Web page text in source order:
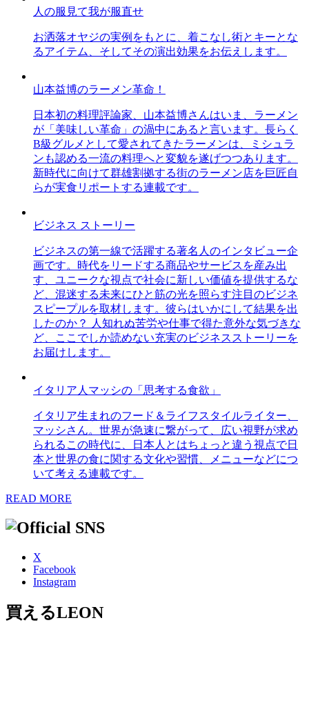
人の服見て我が服直せ
お洒落オヤジの実例をもとに、着こなし術とキーとな
るアイテム、そしてその演出効果をお伝えします。
山本益博のラーメン革命！
日本初の料理評論家、山本益博さんはいま、ラーメン
が「美味しい革命」の渦中にあると言います。長らく
B級グルメとして愛されてきたラーメンは、ミシュラ
ンも認める一流の料理へと変貌を遂げつつあります。
新時代に向けて群雄割拠する街のラーメン店を巨匠自
らが実食リポートする連載です。
ビジネス ストーリー
ビジネスの第一線で活躍する著名人のインタビュー企
画です。時代をリードする商品やサービスを産み出
す、ユニークな視点で社会に新しい価値を提供するな
ど、混迷する未来にひと筋の光を照らす注目のビジネ
スピープルを取材します。彼らはいかにして結果を出
したのか？ 人知れぬ苦労や仕事で得た意外な気づきな
ど、ここでしか読めない充実のビジネスストーリーを
お届けします。
イタリア人マッシの「思考する食欲」
イタリア生まれのフード＆ライフスタイルライター、
マッシさん。世界が急速に繋がって、広い視野が求め
られるこの時代に、日本人とはちょっと違う視点で日
本と世界の食に関する文化や習慣、メニューなどにつ
いて考える連載です。
READ MORE
X
Facebook
Instagram
買えるLEON